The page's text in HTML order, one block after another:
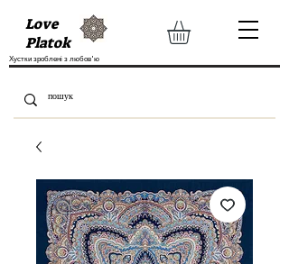
Love
Platok
Хустки зроблені з любов'ю